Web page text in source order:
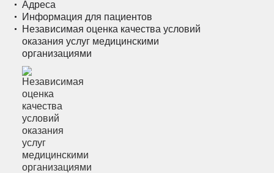
Адреса
Информация для пациентов
Независимая оценка качества условий
оказания услуг медицинскими
организациями